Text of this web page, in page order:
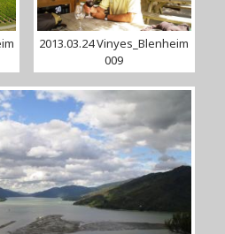
2013.03.24 Vinyes_Blenheim
009